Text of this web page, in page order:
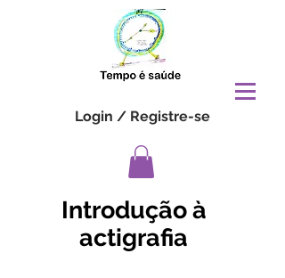
Login / Registre-se
Introdução à
actigrafia